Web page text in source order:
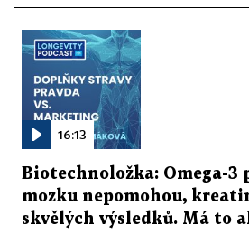
16:13
Biotechnoložka: Omega-3
mozku nepomohou,
skvělých výsledků. Má to